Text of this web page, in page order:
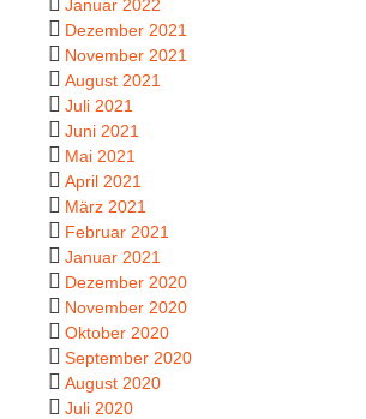
Januar 2022
Dezember 2021
November 2021
August 2021
Juli 2021
Juni 2021
Mai 2021
April 2021
März 2021
Februar 2021
Januar 2021
Dezember 2020
November 2020
Oktober 2020
September 2020
August 2020
Juli 2020